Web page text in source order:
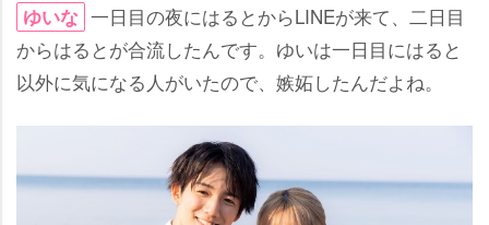
ゆいな 一日目の夜にはるとからLINEが来て、二日目
からはるとが合流したんです。ゆいは一日目にはると
以外に気になる人がいたので、嫉妬したんだよね。